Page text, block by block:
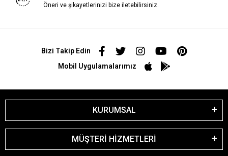
Öneri ve şikayetlerinizi bize iletebilirsiniz.
Bizi Takip Edin
Mobil Uygulamalarımız
KURUMSAL
MÜŞTERİ HİZMETLERİ